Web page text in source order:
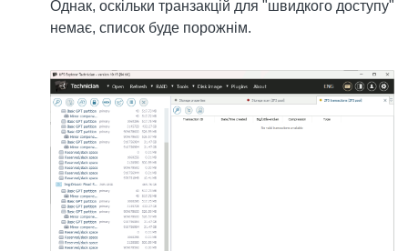
Однак, оскільки транзакцій для "швидкого доступу"
немає, список буде порожнім.